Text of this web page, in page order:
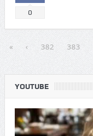
0
« ‹ 382 383
YOUTUBE